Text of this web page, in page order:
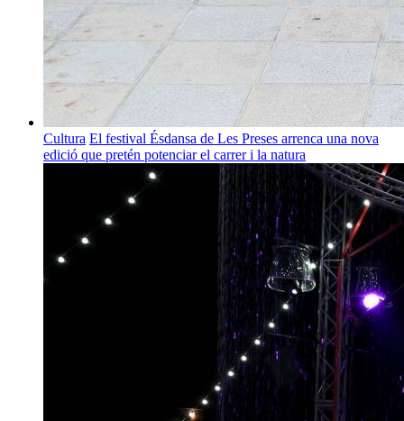
Cultura El festival Ésdansa de Les Preses arrenca una nova
edició que pretén potenciar el carrer i la natura